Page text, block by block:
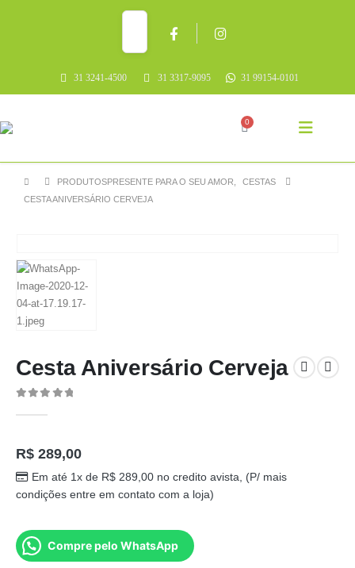
31 3241-4500 31 3317-9095 31 99154-0101
0
PRODUTOSPRESENTE PARA O SEU AMOR
CESTAS
CESTA ANIVERSÁRIO CERVEJA
Cesta Aniversário Cerveja
R$ 289,00
Em até 1x de R$289,00no credito avista, (P/ mais
condições entre em contato com a loja)
Compre pelo WhatsApp